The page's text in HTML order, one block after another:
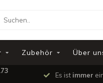
Zubehör Über
Es ist immer